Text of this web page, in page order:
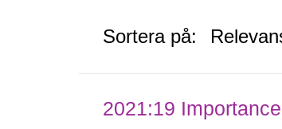
Sortera på:
2021:19